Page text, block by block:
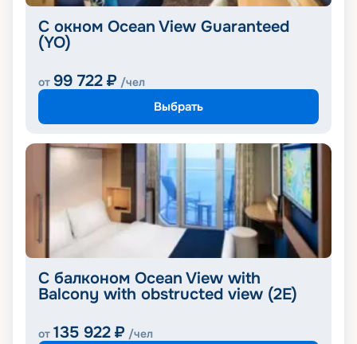
С окном Ocean View Guaranteed
(YO)
от 99 722 ₽ /чел
Выбрать
С балконом Ocean View with
Balcony with obstructed view (2E)
от 135 922 ₽ /чел